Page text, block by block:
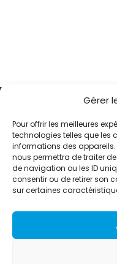
Gérer
Pour offrir les meilleures
technologies telles que les
informations des
nous permettra de traiter
de navigation ou les ID
consentir ou de retirer son
sur certaines
Alternative Média est
relations publiques basée
pilote des stratégies de
grâce à un